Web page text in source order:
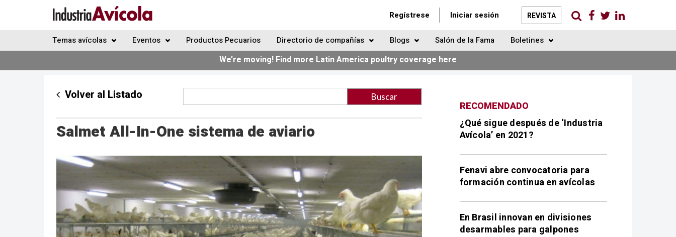
REVISTA
Regístrese Iniciar sesión
Temas avícolas Eventos Productos Pecuarios Directorio de compañías Blogs Salón de la Fama Boletines
We’re moving! Find more Latin America poultry coverage here
Volver al Listado
Salmet All-In-One sistema de aviario
RECOMENDADO
¿Qué sigue después de ‘Industria
Avícola’ en 2021?
Fenavi abre convocatoria para
formación continua en avícolas
En Brasil innovan en divisiones
desarmables para galpones